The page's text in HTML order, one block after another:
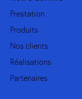
Prestation
Produits
Nos clients
Réalisations
Partenaires